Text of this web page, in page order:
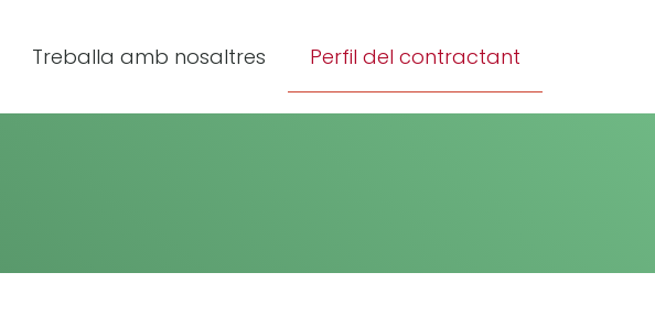
Treballa amb nosaltres Perfil del contractant